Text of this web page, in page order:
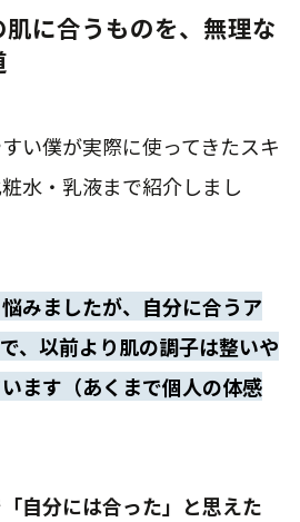
肌に合うものを、無理な
い僕が実際に使ってきたスキ
水・乳液まで紹介しまし
みましたが、自分に合うア
、以前より肌の調子は整いや
ます（あくまで個人の体感
自分には合った」と思えた